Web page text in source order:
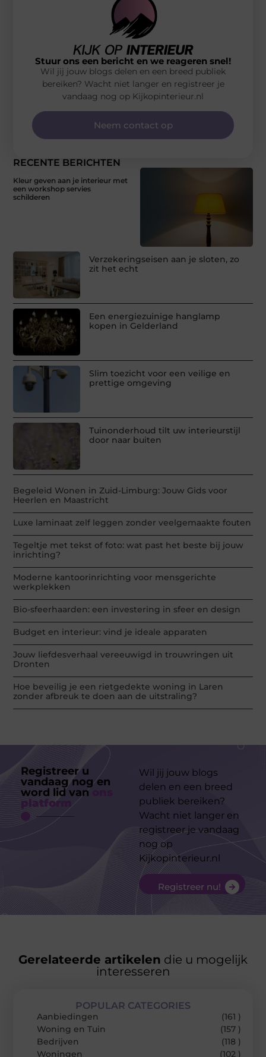
RECENTE BERICHTEN
Kleur geven aan je interieur met
een workshop servies
schilderen
Verzekeringseisen aan je sloten, zo
zit het echt
Een energiezuinige hanglamp
kopen in Gelderland
Slim toezicht voor een veilige en
prettige omgeving
Tuinonderhoud tilt uw interieurstijl
door naar buiten
Begeleid Wonen in Zuid-Limburg: Jouw Gids voor
Heerlen en Maastricht
Luxe laminaat zelf leggen zonder veelgemaakte fouten
Tegeltje met tekst of foto: wat past het beste bij jouw
inrichting?
Moderne kantoorinrichting voor mensgerichte
werkplekken
Bio-sfeerhaarden: een investering in sfeer en design
Budget en interieur: vind je ideale apparaten
Jouw liefdesverhaal vereeuwigd in trouwringen uit
Dronten
Hoe beveilig je een rietgedekte woning in Laren
zonder afbreuk te doen aan de uitstraling?
Stuur ons een bericht en we reageren snel!
Wil jij jouw blogs delen en een breed publiek
bereiken? Wacht niet langer en registreer je
vandaag nog op Kijkopinterieur.nl
Neem contact op
Registreer u
vandaag nog en
word lid van
platform
Wil jij jouw blogs
delen en een breed
publiek bereiken?
Wacht niet langer en
registreer je vandaag
nog op
Kijkopinterieur.nl
Registreer nu!
Gerelateerde artikelen die u mogelijk
interesseren
POPULAR CATEGORIES
Aanbiedingen
(161 )
Woning en Tuin
(157 )
Bedrijven
(118 )
Woningen
(102 )